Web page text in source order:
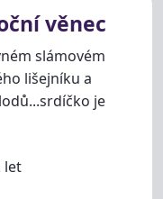
věnec
slámovém
lišejníku a
je
let